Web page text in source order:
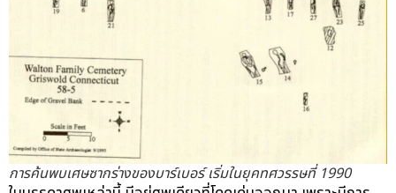
การค้นพบเศษซากร่างของบาร์เบอร์ เริ่มในยุคทศวรรษที่ 1990